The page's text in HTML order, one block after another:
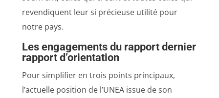
revendiquent leur si précieuse utilité pour
notre pays.
Les engagements du rapport dernier
rapport d’orientation
Pour simplifier en trois points principaux,
l’actuelle position de l’UNEA issue de son